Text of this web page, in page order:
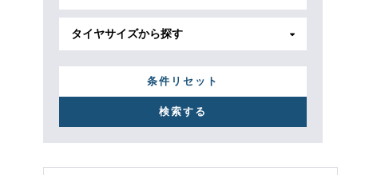
タイヤサイズから探す
条件リセット